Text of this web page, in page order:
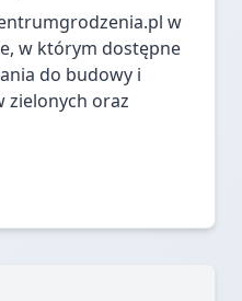
w
w którym dostępne
do budowy i
zielonych oraz